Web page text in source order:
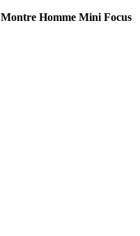
Montre Homme Mini Focus